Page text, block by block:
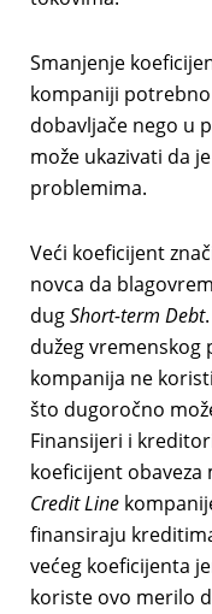
Smanjenje
kompaniji
dobavljače nego u
može ukazivati da
problemima.
Veći koeficijent
novca da
dugShort-term Debt
dužeg vremenskog
kompanija ne
što dugoročno
Finansijeri i
koeficijent
Credit Line
finansiraju
većeg koeficijenta
koriste ovo merilo